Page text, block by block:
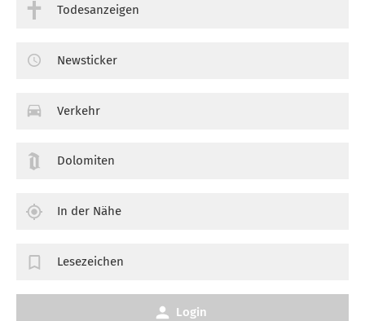
Todesanzeigen
Newsticker
Verkehr
Dolomiten
In der Nähe
Lesezeichen
Login